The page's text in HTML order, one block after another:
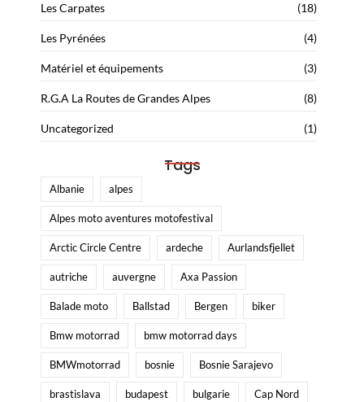
Les Carpates (18)
Les Pyrénées (4)
Matériel et équipements (3)
R.G.A La Routes de Grandes Alpes (8)
Uncategorized (1)
Tags
Albanie alpes
Alpes moto aventures motofestival
Arctic Circle Centre ardeche Aurlandsfjellet
autriche auvergne Axa Passion
Balade moto Ballstad Bergen biker
Bmw motorrad bmw motorrad days
BMWmotorrad bosnie Bosnie Sarajevo
brastislava budapest bulgarie Cap Nord